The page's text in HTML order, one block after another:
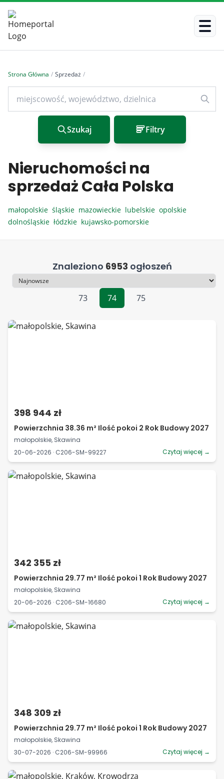
Strona Główna / Sprzedaż /
Szukaj Filtry
Nieruchomości na
sprzedaż Cała Polska
małopolskie śląskie mazowieckie lubelskie opolskie
dolnośląskie łódzkie kujawsko-pomorskie
Znaleziono 6953 ogłoszeń
Sortowanie
73
74 75
398 944 zł
Powierzchnia 38.36 m² Ilość pokoi 2 Rok Budowy 2027
małopolskie, Skawina
20-06-2026 · C206-SM-99227
Czytaj więcej →
342 355 zł
Powierzchnia 29.77 m² Ilość pokoi 1 Rok Budowy 2027
małopolskie, Skawina
20-06-2026 · C206-SM-16680
Czytaj więcej →
348 309 zł
Powierzchnia 29.77 m² Ilość pokoi 1 Rok Budowy 2027
małopolskie, Skawina
30-07-2026 · C206-SM-99966
Czytaj więcej →